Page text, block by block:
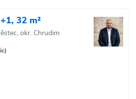
32 m²
okr. Chrudim